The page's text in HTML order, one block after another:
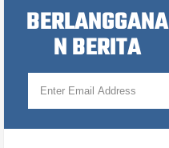
BERLANGGANA
N BERITA